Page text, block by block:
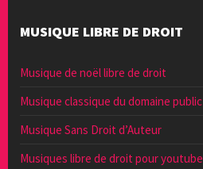
MUSIQUE LIBRE DE DROIT
Musique de noël libre de droit
Musique classique du domaine public
Musique Sans Droit d’Auteur
Musiques libre de droit pour youtube